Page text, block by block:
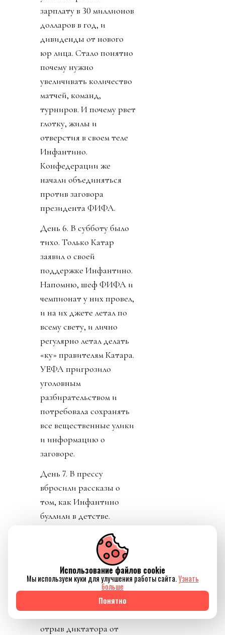
зарплату в 30 миллионов
долларов в год, и
дивиденды от нового
юр лица. Стало понятно
почему нужно
увеличивать количество
матчей, команд,
турниров. И почему рвет
глотку, жилы и
отверстия в своем теле
Инфантино.
Конфедерации же
начали объединяться
против заговора
президента ФИФА.
День 6. В субботу было
тихо. Только Катар
заявил о своей
поддержке Инфантино.
Напомню, шеф ФИФА и
чемпионат у них провел,
и на их джете летал по
всему свету, и лично
регулярно летал делать
«ку» правителям Катара.
УЕФА пригрозило
уголовным
разбирательством и
потребовала сохранять
все вещественные улики
и информацию о
заговоре.
День 7. В прессу
вбросили рассказы о
том, как Инфантино
буллили в детстве.
должно. «Жаль тебя.
Теперь проваливай». У
тирана не только не
получилось разыграть
карту жертвы, но и
обнажило тотальный
отрыв диктатора от
Использование файлов cookie
Мы используем куки для улучшения работы сайта.Узнать
больше
Понятно